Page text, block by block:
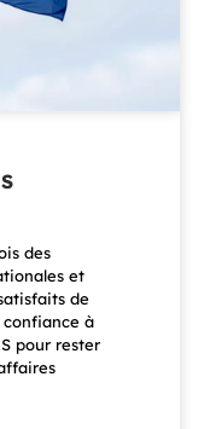
des
et
de
à
pour rester